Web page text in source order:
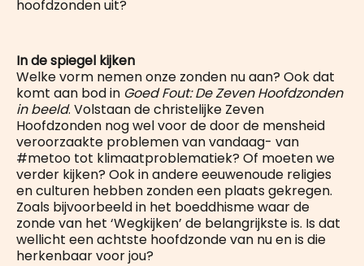
hoofdzonden uit?
In de spiegel kijken
Welke vorm nemen onze zonden nu aan? Ook dat
komt aan bod in Goed Fout: De Zeven Hoofdzonden
in beeld. Volstaan de christelijke Zeven
Hoofdzonden nog wel voor de door de mensheid
veroorzaakte problemen van vandaag- van
#metoo tot klimaatproblematiek? Of moeten we
verder kijken? Ook in andere eeuwenoude religies
en culturen hebben zonden een plaats gekregen.
Zoals bijvoorbeeld in het boeddhisme waar de
zonde van het ‘Wegkijken’ de belangrijkste is. Is dat
wellicht een achtste hoofdzonde van nu en is die
herkenbaar voor jou?